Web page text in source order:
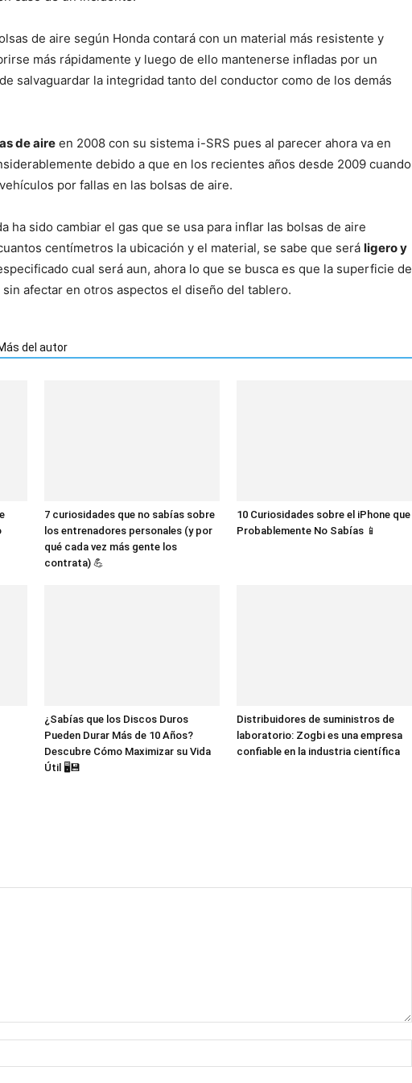
Mundo
de aire según Honda contará con un material más resistente y
más rápidamente y luego de ello mantenerse infladas por un
salvaguardar la integridad tanto del conductor como de los demás
de aire en 2008 con su sistema i-SRS pues al parecer ahora va en
debido a que en los recientes años desde 2009 cuando
por fallas en las bolsas de aire.
ha sido cambiar el gas que se usa para inflar las bolsas de aire
centímetros la ubicación y el material, se sabe que será ligero y
cual será aun, ahora lo que se busca es que la superficie de
afectar en otros aspectos el diseño del tablero.
del autor
7 curiosidades que no sabías sobre
los entrenadores personales (y por
qué cada vez más gente los
contrata) 💪
10 Curiosidades sobre el iPhone que
Probablemente No Sabías 📱
¿Sabías que los Discos Duros
Pueden Durar Más de 10 Años?
Descubre Cómo Maximizar su Vida
Útil 🖥️💾
Distribuidores de suministros de
laboratorio: Zogbi es una empresa
confiable en la industria científica